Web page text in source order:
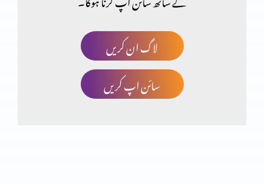
قیامت اور زندگی
چھوٹا کون اور بڑا کون؟
لاگ ان کریں
سائن اپ کریں